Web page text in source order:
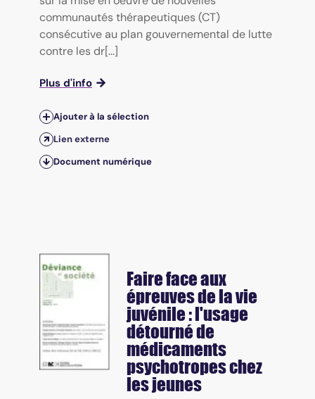
communautés thérapeutiques (CT)
consécutive au plan gouvernemental de lutte
contre les dr[...]
Plus d'info
Ajouter à la sélection
Lien externe
Document numérique
Faire face aux
épreuves de la vie
juvénile : l'usage
détourné de
médicaments
psychotropes chez
les jeunes